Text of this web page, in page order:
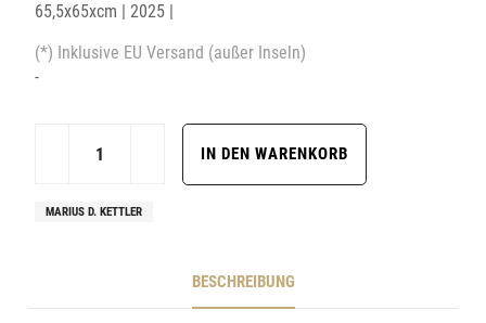
65,5x65xcm | 2025 |
(*) Inklusive EU Versand (außer Inseln)
-
MARIUS D. KETTLER
BESCHREIBUNG